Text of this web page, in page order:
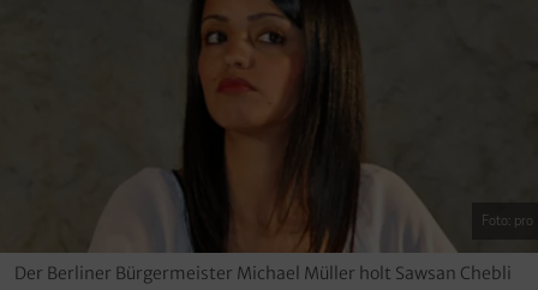
Foto: pro
Der Berliner Bürgermeister Michael Müller holt Sawsan Chebli